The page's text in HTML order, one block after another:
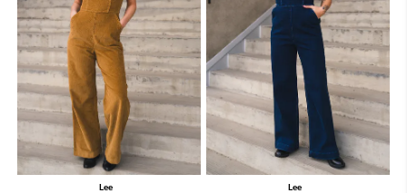
Lee Lee